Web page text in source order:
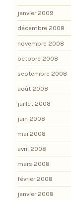
janvier 2009
décembre 2008
novembre 2008
octobre 2008
septembre 2008
août 2008
juillet 2008
juin 2008
mai 2008
avril 2008
mars 2008
février 2008
janvier 2008